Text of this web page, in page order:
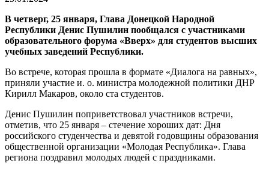
В четверг, 25 января, Глава Донецкой Народной
Республики Денис Пушилин пообщался с участниками
образовательного форума «Вверх» для студентов высших
учебных заведений Республики.
Во встрече, которая прошла в формате «Диалога на равных»,
приняли участие и. о. министра молодежной политики ДНР
Кирилл Макаров, около ста студентов.
Денис Пушилин поприветствовал участников встречи,
отметив, что 25 января – стечение хороших дат: Дня
российского студенчества и девятой годовщины образования
общественной организации «Молодая Республика». Глава
региона поздравил молодых людей с праздниками.